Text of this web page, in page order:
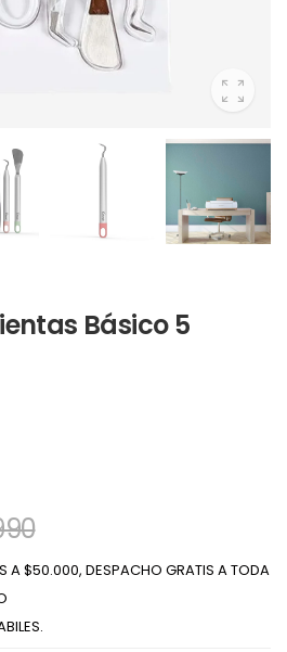
Básico 5
A $50.000, DESPACHO GRATIS A TODA